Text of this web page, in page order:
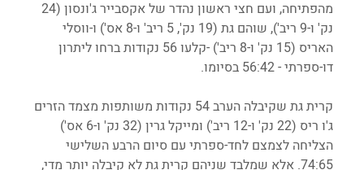
נק' ו-9 ריב'), שוהם גת (19 נק', 5 ריב' ו-8 אס') ו-ווסלי
האריס (15 נק' ו-8 ריב') -קלעו 56 נקודות ברחו ליתרון
דו-ספרתי - 56:42 בסיומו.
קרית גת שקיבלה הערב 54 נקודות משותפות מצמד הזרים
ג'ו ריס (22 נק' ו-12 ריב') ומייקל גרין (32 נק' ו-6 אס')
הצליחה לצמצם לחד-ספרתי עם סיום הרבע השלישי
74:65. אלא שמלבד שניהם קרית גת לא קיבלה יותר מדי,